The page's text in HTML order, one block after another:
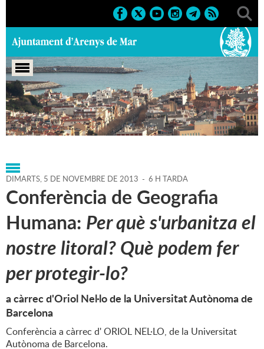
Portada > Agenda > 05-11-
2013 > Marcs > Culturals > 2013 > Conferències 2013
DIMARTS, 5 DE NOVEMBRE DE 2013 - 6 H TARDA
Conferència de Geografia
Humana: Per què s'urbanitza el
nostre litoral? Què podem fer
per protegir-lo?
a càrrec d'Oriol Nel·lo de la Universitat Autònoma de
Barcelona
Conferència a càrrec d' ORIOL NEL·LO, de la Universitat
Autònoma de Barcelona.